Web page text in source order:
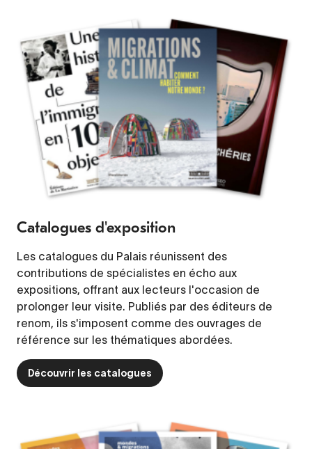
Catalogues d'exposition
Les catalogues du Palais réunissent des
contributions de spécialistes en écho aux
expositions, offrant aux lecteurs l'occasion de
prolonger leur visite. Publiés par des éditeurs de
renom, ils s'imposent comme des ouvrages de
référence sur les thématiques abordées.
Découvrir les catalogues